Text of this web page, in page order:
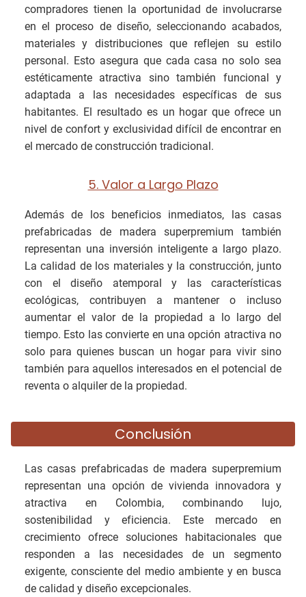
compradores tienen la oportunidad de involucrarse
en el proceso de diseño, seleccionando acabados,
materiales y distribuciones que reflejen su estilo
personal. Esto asegura que cada casa no solo sea
estéticamente atractiva sino también funcional y
adaptada a las necesidades específicas de sus
habitantes. El resultado es un hogar que ofrece un
nivel de confort y exclusividad difícil de encontrar en
el mercado de construcción tradicional.
5. Valor a Largo Plazo
Además de los beneficios inmediatos, las casas
prefabricadas de madera superpremium también
representan una inversión inteligente a largo plazo.
La calidad de los materiales y la construcción, junto
con el diseño atemporal y las características
ecológicas, contribuyen a mantener o incluso
aumentar el valor de la propiedad a lo largo del
tiempo. Esto las convierte en una opción atractiva no
solo para quienes buscan un hogar para vivir sino
también para aquellos interesados en el potencial de
reventa o alquiler de la propiedad.
Conclusión
Las casas prefabricadas de madera superpremium
representan una opción de vivienda innovadora y
atractiva en Colombia, combinando lujo,
sostenibilidad y eficiencia. Este mercado en
crecimiento ofrece soluciones habitacionales que
responden a las necesidades de un segmento
exigente, consciente del medio ambiente y en busca
de calidad y diseño excepcionales.